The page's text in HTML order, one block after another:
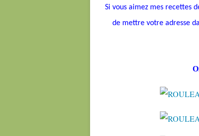
Si vous aimez mes recettes
de mettre votre adresse